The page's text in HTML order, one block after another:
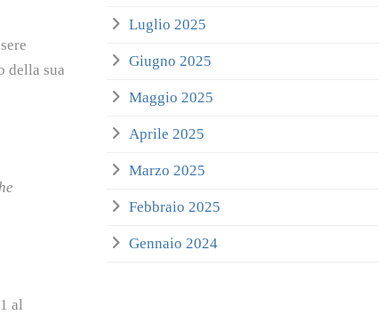
della sua
al
Luglio 2025
Giugno 2025
Maggio 2025
Aprile 2025
Marzo 2025
Febbraio 2025
Gennaio 2024